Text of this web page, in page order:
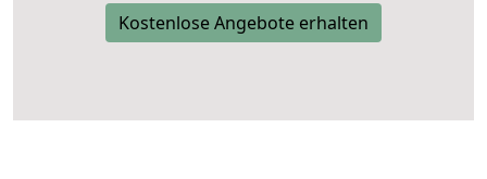
Kostenlose Angebote erhalten